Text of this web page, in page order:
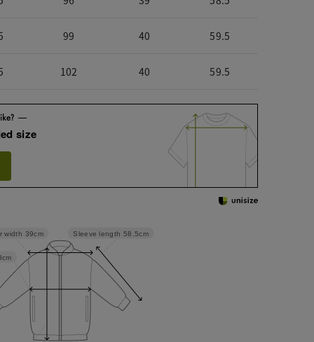
99 40 59.5
102 40 59.5
size
Sleeve length 58.5cm
width 39cm